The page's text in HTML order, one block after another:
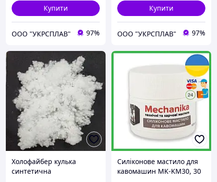
Купити
OOO "УКРСПЛАВ" 97%
Купити
OOO "УКРСПЛАВ" 97%
Холофайбер кулька
синтетична
Силіконове мастило для
кавомашин MK-KM30, 30